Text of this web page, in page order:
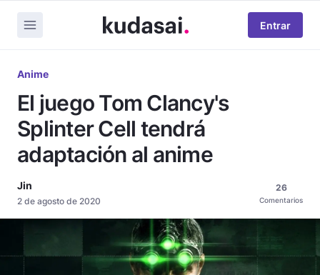
Entrar
Anime
El juego Tom Clancy's
Splinter Cell tendrá
adaptación al anime
Jin
2 de agosto de 2020
26
Comentarios